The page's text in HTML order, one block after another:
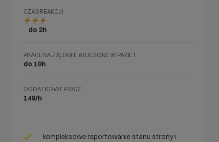
CZAS REAKCJI
do 2h
PRACE NA ŻĄDANIE WLICZONE W PAKIET
do 10h
DODATKOWE PRACE
149/h
kompleksowe raportowanie stanu strony i